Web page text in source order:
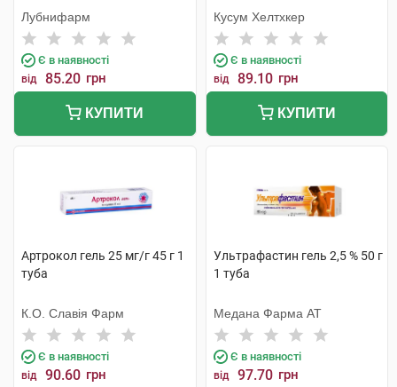
Лубнифарм
Є в наявності
від 85.20 грн
КУПИТИ
Кусум Хелтхкер
Є в наявності
від 89.10 грн
КУПИТИ
Артрокол гель 25 мг/г 45 г 1
туба
К.О. Славія Фарм
Є в наявності
від 90.60 грн
Ультрафастин гель 2,5 % 50 г
1 туба
Медана Фарма АТ
Є в наявності
від 97.70 грн